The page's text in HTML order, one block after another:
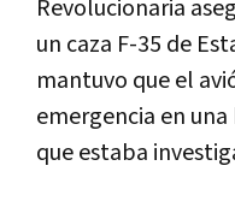
Revolucionaria
un caza F-35 de
mantuvo que el
emergencia en
que estaba